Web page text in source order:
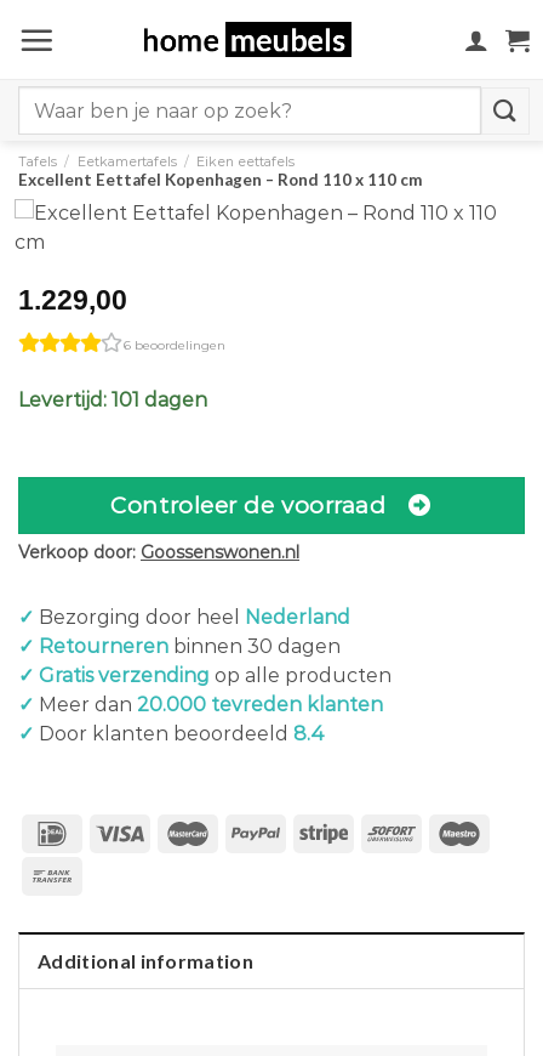
naar
for:
Tafels / Eetkamertafels / Eiken eettafels
Excellent Eettafel Kopenhagen – Rond 110 x 110 cm
1.229,00
6 beoordelingen
Levertijd: 101 dagen
Controleer de voorraad
Verkoop door: Goossenswonen.nl
✓ Bezorging door heel
Nederland
✓ Retourneren binnen 30 dagen
✓ Gratis verzending op alle producten
✓ Meer dan 20.000 tevreden klanten
✓ Door klanten beoordeeld 8.4
Additional information